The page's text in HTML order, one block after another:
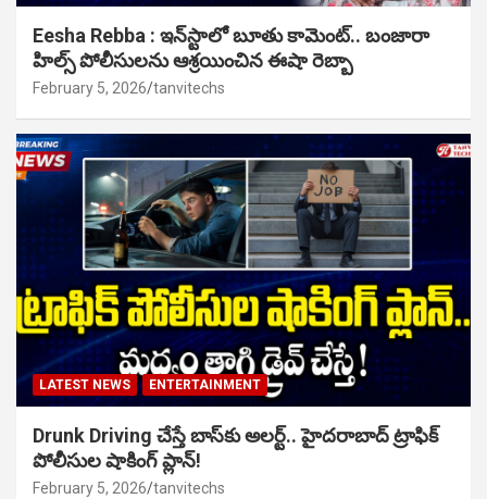
Eesha Rebba : ఇన్‌స్టాలో బూతు కామెంట్.. బంజారా
హిల్స్ పోలీసులను ఆశ్రయించిన ఈషా రెబ్బా
February 5, 2026 tanvitechs
LATEST NEWS ENTERTAINMENT
Drunk Driving చేస్తే బాస్‌కు అలర్ట్.. హైదరాబాద్ ట్రాఫిక్
పోలీసుల షాకింగ్ ప్లాన్!
February 5, 2026 tanvitechs